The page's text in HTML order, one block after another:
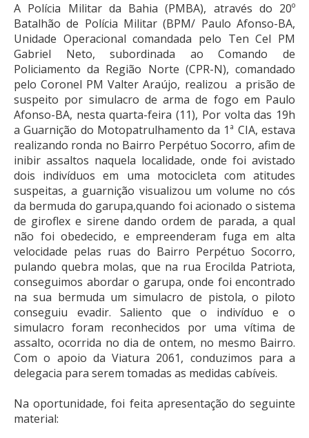
A Polícia Militar da Bahia (PMBA), através do 20º
Batalhão de Polícia Militar (BPM/ Paulo Afonso-BA,
Unidade Operacional comandada pelo Ten Cel PM
Gabriel Neto, subordinada ao Comando de
Policiamento da Região Norte (CPR-N), comandado
pelo Coronel PM Valter Araújo, realizou a prisão de
suspeito por simulacro de arma de fogo em Paulo
Afonso-BA, nesta quarta-feira (11), Por volta das 19h
a Guarnição do Motopatrulhamento da 1ª CIA, estava
realizando ronda no Bairro Perpétuo Socorro, afim de
inibir assaltos naquela localidade, onde foi avistado
dois indivíduos em uma motocicleta com atitudes
suspeitas, a guarnição visualizou um volume no cós
da bermuda do garupa,quando foi acionado o sistema
de giroflex e sirene dando ordem de parada, a qual
não foi obedecido, e empreenderam fuga em alta
velocidade pelas ruas do Bairro Perpétuo Socorro,
pulando quebra molas, que na rua Erocilda Patriota,
conseguimos abordar o garupa, onde foi encontrado
na sua bermuda um simulacro de pistola, o piloto
conseguiu evadir. Saliento que o indivíduo e o
simulacro foram reconhecidos por uma vítima de
assalto, ocorrida no dia de ontem, no mesmo Bairro.
Com o apoio da Viatura 2061, conduzimos para a
delegacia para serem tomadas as medidas cabíveis.
Na oportunidade, foi feita apresentação do seguinte
material: